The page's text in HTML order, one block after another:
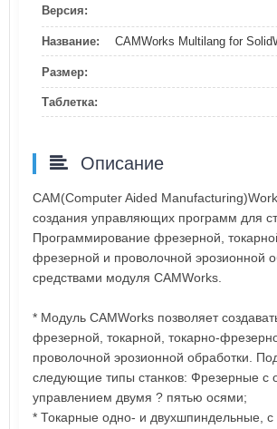
Версия:
Название: CAMWorks Multilang for
Размер:
Таблетка:
Описание
CAM(Computer Aided
создания управляющих программ для
Программирование фрезерной,
фрезерной и проволочной эрозионной
средствами модуля CAMWorks.
* Модуль CAMWorks позволяет
фрезерной, токарной, токарно-
проволочной эрозионной обработки.
следующие типы станков: Фрезерные с
управлением двумя ? пятью осями;
* Токарные одно- и двухшпиндельные,